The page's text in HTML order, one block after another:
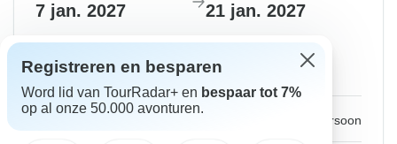
7 jan. 2027 21 jan. 2027
Gegarandeerd vertrek
per persoon
Registreren en besparen
Word lid van TourRadar+ en bespaar tot 7%
op al onze 50.000 avonturen.